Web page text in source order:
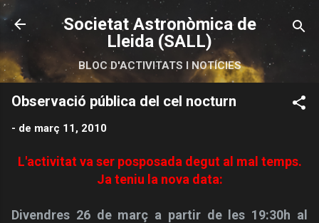
Salta al contingut principal
Societat Astronòmica de
Lleida (SALL)
BLOC D'ACTIVITATS I NOTÍCIES
Observació pública del cel nocturn
- de març 11, 2010
L'activitat va ser posposada degut al mal temps.
Ja teniu la nova data:
Divendres 26 de març a partir de les 19:30h al